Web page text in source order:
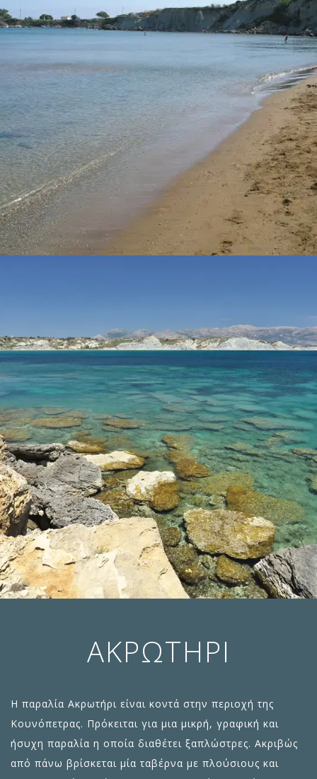
ΑΚΡΩΤΉΡΙ
Η παραλία Ακρωτήρι είναι κοντά στην περιοχή της
Κουνόπετρας. Πρόκειται για μια μικρή, γραφική και
ήσυχη παραλία η οποία διαθέτει ξαπλώστρες. Ακριβώς
από πάνω βρίσκεται μία ταβέρνα με πλούσιους και